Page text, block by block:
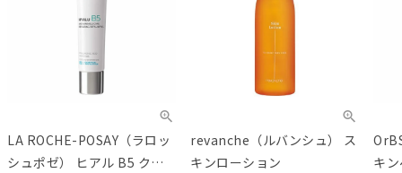
LA ROCHE-POSAY（ラロッ
シュポゼ） ヒアル B5 クリ
revanche（ルバンシュ） ス
キンローション
OrBS
キ